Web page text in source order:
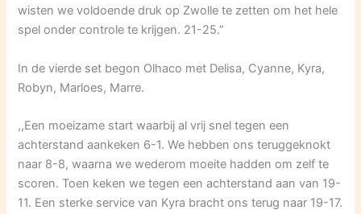
wisten we voldoende druk op Zwolle te zetten om het hele
spel onder controle te krijgen. 21-25.”
In de vierde set begon Olhaco met Delisa, Cyanne, Kyra,
Robyn, Marloes, Marre.
,,Een moeizame start waarbij al vrij snel tegen een
achterstand aankeken 6-1. We hebben ons teruggeknokt
naar 8-8, waarna we wederom moeite hadden om zelf te
scoren. Toen keken we tegen een achterstand aan van 19-
11. Een sterke service van Kyra bracht ons terug naar 19-17.